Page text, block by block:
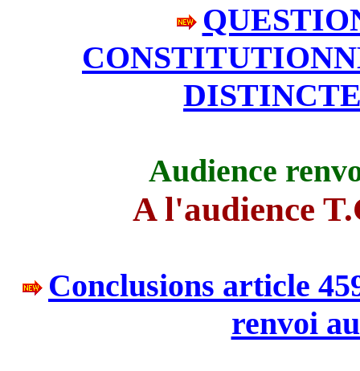
Audience
A l'audience
Conclusions article
renvoi